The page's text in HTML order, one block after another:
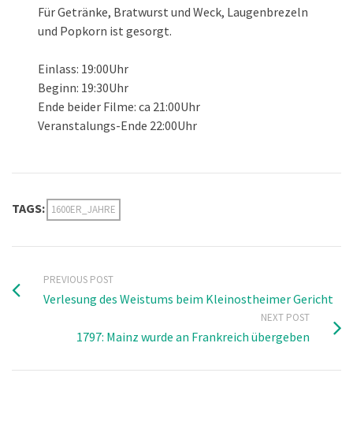
Für Getränke, Bratwurst und Weck, Laugenbrezeln
und Popkorn ist gesorgt.
Einlass: 19:00Uhr
Beginn: 19:30Uhr
Ende beider Filme: ca 21:00Uhr
Veranstalungs-Ende 22:00Uhr
TAGS: 1600ER_JAHRE
PREVIOUS POST
Verlesung des Weistums beim Kleinostheimer Gericht
NEXT POST
1797: Mainz wurde an Frankreich übergeben